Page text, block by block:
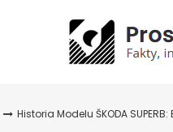
Historia Modelu ŠKODA